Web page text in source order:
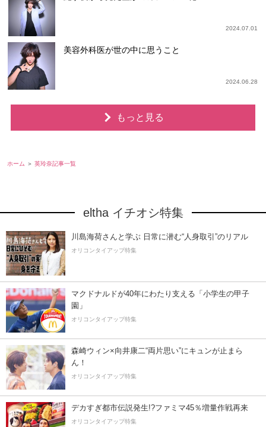
2024.07.01
美容外科医が世の中に思うこと
2024.06.28
もっと見る
ホーム 英玲奈記事一覧
eltha イチオシ特集
川島海荷さんと学ぶ 日常に潜む“人身取引”のリアル
オリコンタイアップ特集
マクドナルドが40年にわたり支える「小学生の甲子
園」
オリコンタイアップ特集
森崎ウィン×向井康二“両片思い”にキュンが止まら
ん！
オリコンタイアップ特集
デカすぎ都市伝説発生!?ファミマ45％増量作戦再来
オリコンタイアップ特集